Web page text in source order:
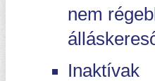
nem
Inaktívak